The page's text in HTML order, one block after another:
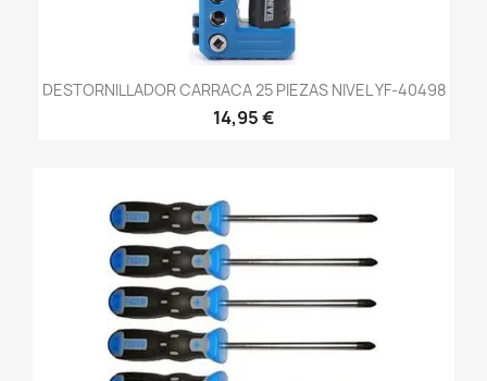
DESTORNILLADOR CARRACA 25 PIEZAS NIVEL YF-40498
14,95 €